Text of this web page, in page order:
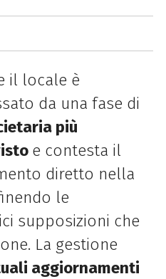
il locale è
da una fase di
più
e contesta il
diretto nella
le
supposizioni che
La gestione
aggiornamenti